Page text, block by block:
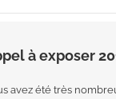
à exposer
avez été très